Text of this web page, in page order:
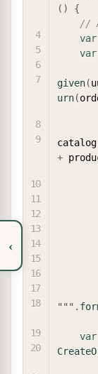
‹
( )
{
//
var
var
given(
urn(
catalog
+
""" .
var